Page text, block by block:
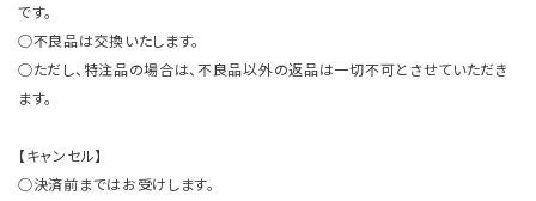
です。
○不良品は交換いたします。
○ただし、特注品の場合は、不良品以外の返品は一切不可とさせていただき
ます。
【キャンセル】
○決済前まではお受けします。